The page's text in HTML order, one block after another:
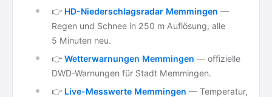
👉 HD-Niederschlagsradar Memmingen —
Regen und Schnee in 250 m Auflösung, alle
5 Minuten neu.
👉 Wetterwarnungen Memmingen — offizielle
DWD-Warnungen für Stadt Memmingen.
👉 Live-Messwerte Memmingen — Temperatur,